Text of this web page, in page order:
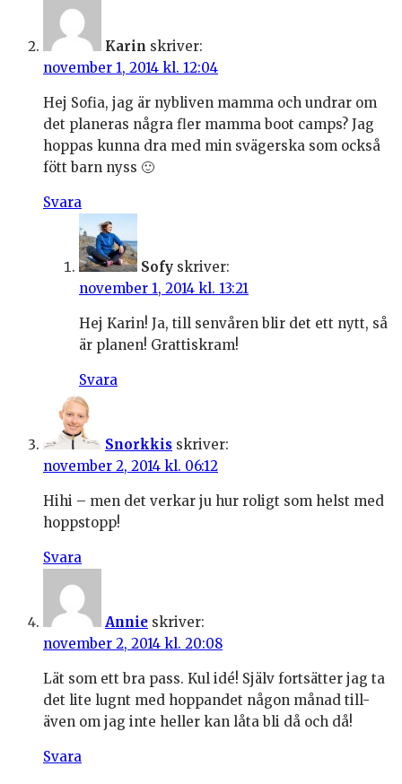
Karin skriver:
november 1, 2014 kl. 12:04
Hej Sofia, jag är nybliven mamma och undrar om
det planeras några fler mamma boot camps? Jag
hoppas kunna dra med min svägerska som också
fött barn nyss 🙂
Svara
Sofy skriver:
november 1, 2014 kl. 13:21
Hej Karin! Ja, till senvåren blir det ett nytt, så
är planen! Grattiskram!
Svara
Snorkkis skriver:
november 2, 2014 kl. 06:12
Hihi – men det verkar ju hur roligt som helst med
hoppstopp!
Svara
Annie skriver:
november 2, 2014 kl. 20:08
Lät som ett bra pass. Kul idé! Själv fortsätter jag ta
det lite lugnt med hoppandet någon månad till-
även om jag inte heller kan låta bli då och då!
Svara